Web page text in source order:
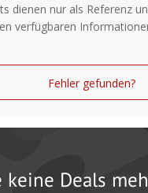
dienen nur als Referenz
verfügbaren
Fehler gefunden?
keine Deals